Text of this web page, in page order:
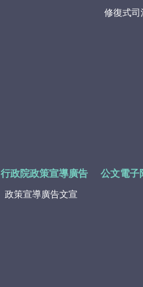
修復式司
行政院政策宣導廣告
政策宣導廣告文宣
公文電子